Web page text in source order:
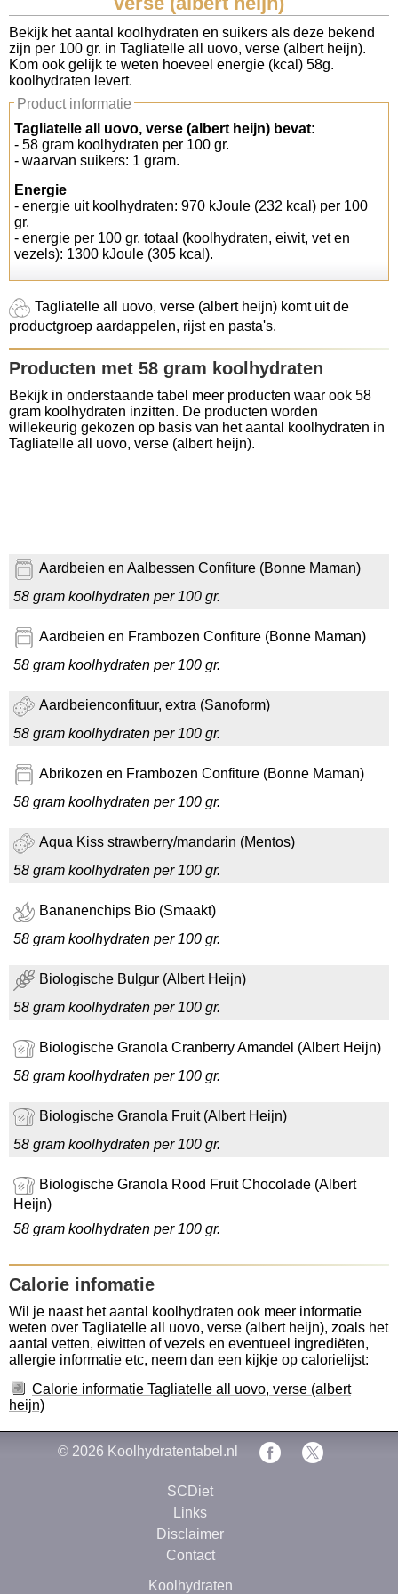
Koolhydraten tellen
Links
Bekijk het aantal koolhydraten en suikers als deze bekend
zijn per 100 gr. in Tagliatelle all uovo, verse (albert heijn).
Kom ook gelijk te weten hoeveel energie (kcal) 58g.
koolhydraten levert.
Product informatie
Tagliatelle all uovo, verse (albert heijn) bevat:
- 58 gram koolhydraten per 100 gr.
- waarvan suikers: 1 gram.
Energie
- energie uit koolhydraten: 970 kJoule (232 kcal) per 100
gr.
- energie per 100 gr. totaal (koolhydraten, eiwit, vet en
vezels): 1300 kJoule (305 kcal).
Tagliatelle all uovo, verse (albert heijn) komt uit de
productgroep aardappelen, rijst en pasta's.
Producten met 58 gram koolhydraten
Bekijk in onderstaande tabel meer producten waar ook 58
gram koolhydraten inzitten. De producten worden
willekeurig gekozen op basis van het aantal koolhydraten in
Tagliatelle all uovo, verse (albert heijn).
Aardbeien en Aalbessen Confiture (Bonne Maman)
58 gram koolhydraten per 100 gr.
Aardbeien en Frambozen Confiture (Bonne Maman)
58 gram koolhydraten per 100 gr.
Aardbeienconfituur, extra (Sanoform)
58 gram koolhydraten per 100 gr.
Abrikozen en Frambozen Confiture (Bonne Maman)
58 gram koolhydraten per 100 gr.
Aqua Kiss strawberry/mandarin (Mentos)
58 gram koolhydraten per 100 gr.
Bananenchips Bio (Smaakt)
58 gram koolhydraten per 100 gr.
Biologische Bulgur (Albert Heijn)
58 gram koolhydraten per 100 gr.
Biologische Granola Cranberry Amandel (Albert Heijn)
58 gram koolhydraten per 100 gr.
Biologische Granola Fruit (Albert Heijn)
58 gram koolhydraten per 100 gr.
Biologische Granola Rood Fruit Chocolade (Albert
Heijn)
58 gram koolhydraten per 100 gr.
Calorie infomatie
Wil je naast het aantal koolhydraten ook meer informatie
weten over Tagliatelle all uovo, verse (albert heijn), zoals het
aantal vetten, eiwitten of vezels en eventueel ingrediëten,
allergie informatie etc, neem dan een kijkje op calorielijst:
Calorie informatie Tagliatelle all uovo, verse (albert
heijn)
© 2026 Koolhydratentabel.nl
SCDiet
Links
Disclaimer
Contact
Koolhydraten